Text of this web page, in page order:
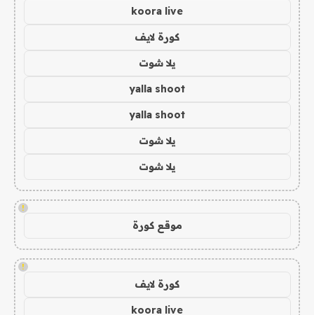
koora live
كورة لايف
يلا شوت
yalla shoot
yalla shoot
يلا شوت
يلا شوت
!
موقع كورة
!
كورة لايف
koora live